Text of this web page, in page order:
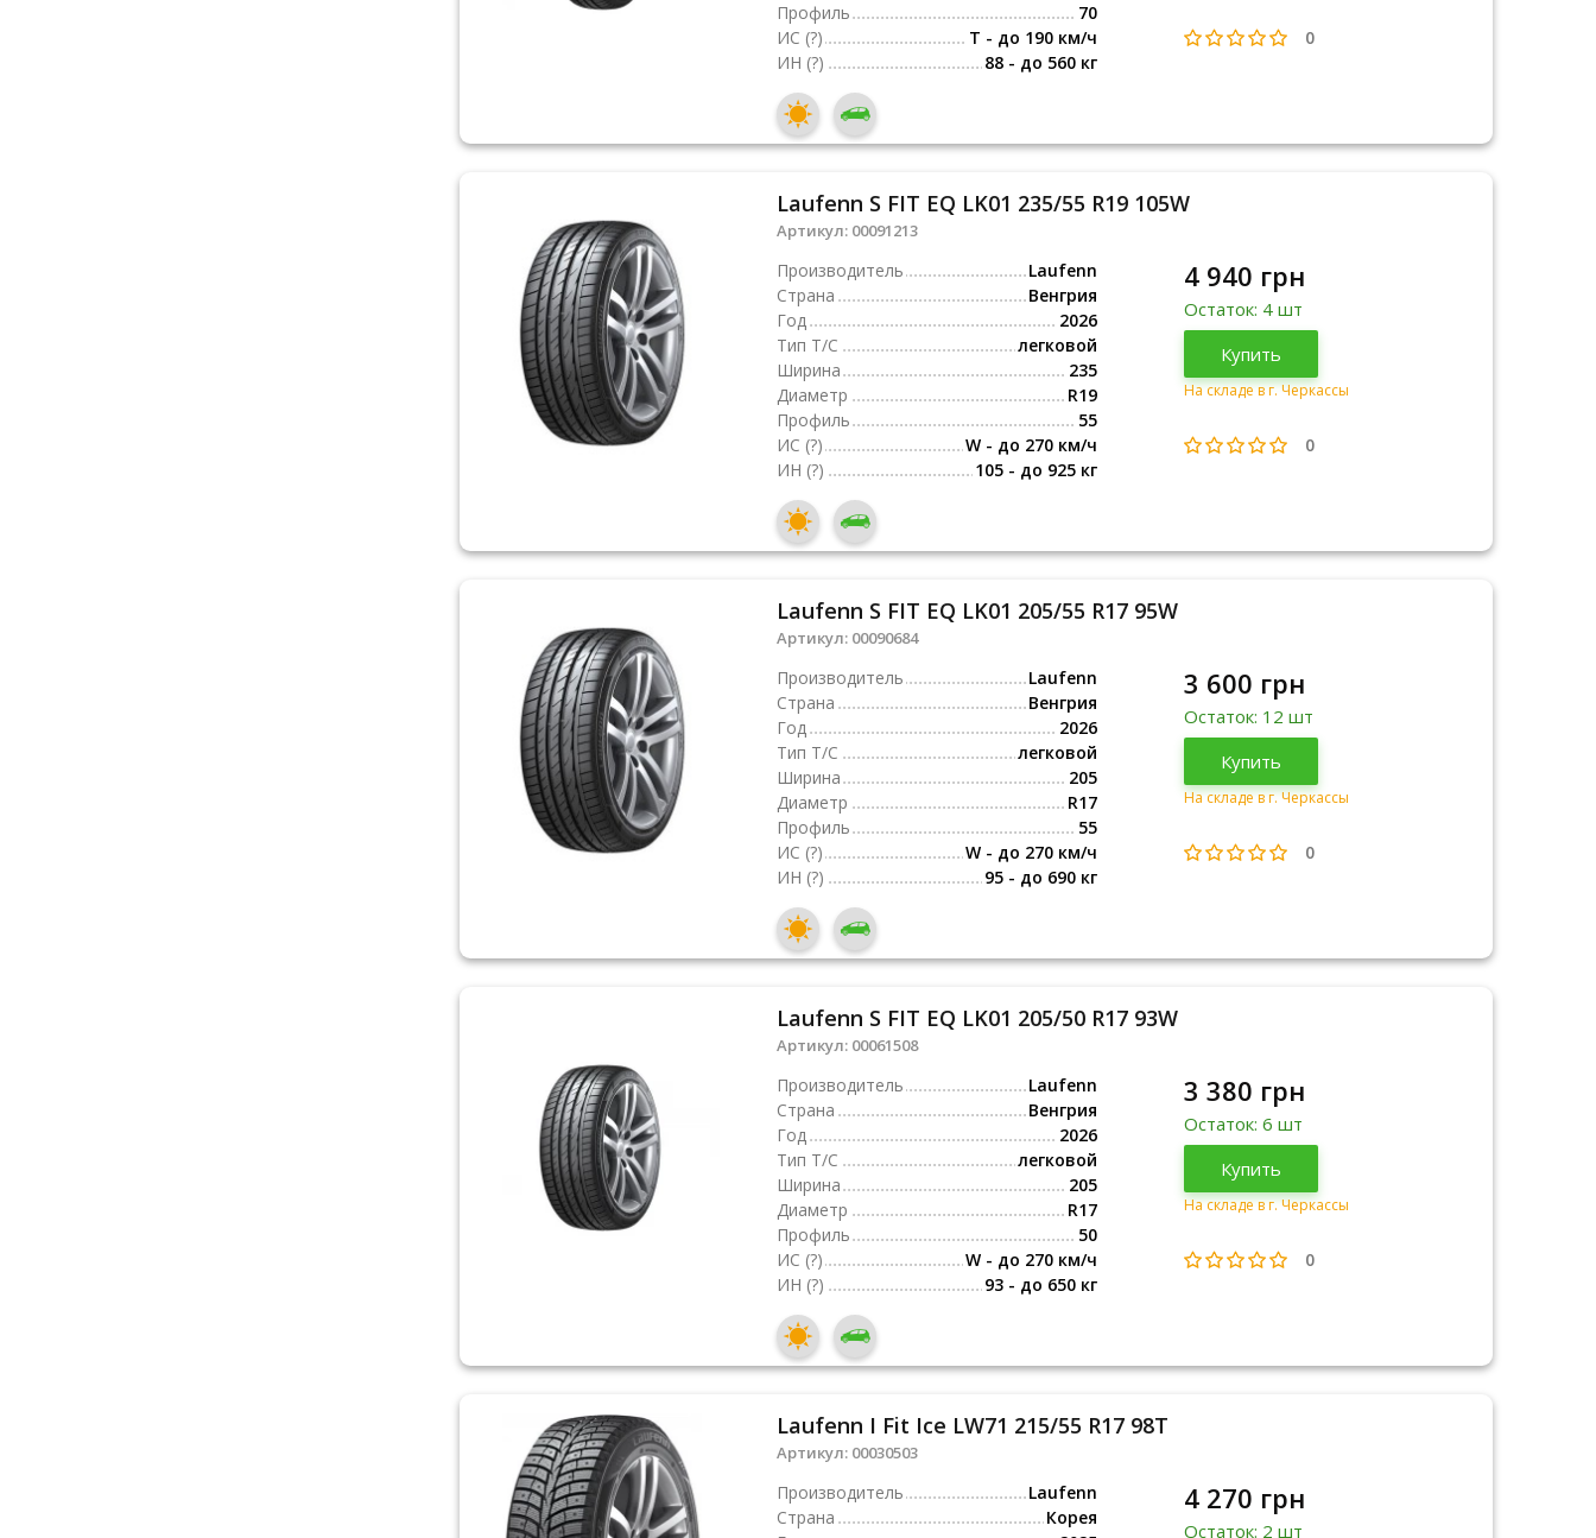
Профиль
70
ИС (?)
T - до 190 км/ч
ИН (?) 88 - до 560 кг
0
Laufenn S FIT EQ LK01 235/55 R19 105W
Артикул: 00091213
Производитель
Laufenn
Страна
Венгрия
Год
2026
Тип Т/С
легковой
Ширина
235
Диаметр
R19
Профиль
55
ИС (?)
W - до 270 км/ч
ИН (?) 105 - до 925 кг
Венгрия
2026
4 940 грн
Остаток: 4 шт
Купить
На складе в г. Черкассы
0
Laufenn S FIT EQ LK01 205/55 R17 95W
Артикул: 00090684
Производитель
Laufenn
Страна
Венгрия
Год
2026
Тип Т/С
легковой
Ширина
205
Диаметр
R17
Профиль
55
ИС (?)
W - до 270 км/ч
ИН (?) 95 - до 690 кг
Венгрия
2026
3 600 грн
Остаток: 12 шт
Купить
На складе в г. Черкассы
0
Laufenn S FIT EQ LK01 205/50 R17 93W
Артикул: 00061508
Производитель
Laufenn
Страна
Венгрия
Год
2026
Тип Т/С
легковой
Ширина
205
Диаметр
R17
Профиль
50
ИС (?)
W - до 270 км/ч
ИН (?) 93 - до 650 кг
Венгрия
2026
3 380 грн
Остаток: 6 шт
Купить
На складе в г. Черкассы
0
Laufenn I Fit Ice LW71 215/55 R17 98T
Артикул: 00030503
Производитель
Laufenn
Страна
Корея
4 270 грн
Остаток: 2 шт